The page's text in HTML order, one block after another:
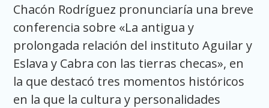
Chacón Rodríguez pronunciaría una breve
conferencia sobre «La antigua y
prolongada relación del instituto Aguilar y
Eslava y Cabra con las tierras checas», en
la que destacó tres momentos históricos
en la que la cultura y personalidades